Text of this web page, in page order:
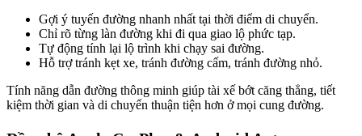
Gợi ý tuyến đường nhanh nhất tại thời điểm di chuyển.
Chỉ rõ từng làn đường khi đi qua giao lộ phức tạp.
Tự động tính lại lộ trình khi chạy sai đường.
Hỗ trợ tránh kẹt xe, tránh đường cấm, tránh đường nhỏ.
Tính năng dẫn đường thông minh giúp tài xế bớt căng thẳng, tiết
kiệm thời gian và di chuyển thuận tiện hơn ở mọi cung đường.